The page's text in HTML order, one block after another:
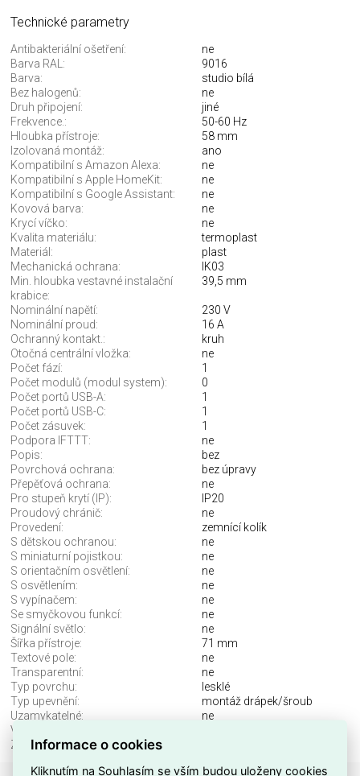
Technické parametry
Antibakteriální ošetření:
ne
Barva RAL:
9016
Barva:
studio bílá
Bez halogenů:
ne
Druh připojení:
jiné
Frekvence.:
50-60 Hz
Hloubka přístroje:
58 mm
Izolovaná montáž:
ano
Kompatibilní s Amazon Alexa:
ne
Kompatibilní s Apple HomeKit:
ne
Kompatibilní s Google Assistant:
ne
Kovová barva:
ne
Krycí víčko:
ne
Kvalita materiálu:
termoplast
Materiál:
plast
Mechanická ochrana:
IK03
Min. hloubka vestavné instalační
krabice:
39,5 mm
Nominální napětí:
230 V
Nominální proud:
16 A
Ochranný kontakt.:
kruh
Otočná centrální vložka:
ne
Počet fází:
1
Počet modulů (modul system):
0
Počet portů USB-A:
1
Počet portů USB-C:
1
Počet zásuvek:
1
Podpora IFTTT:
ne
Popis:
bez
Povrchová ochrana:
bez úpravy
Přepěťová ochrana:
ne
Pro stupeň krytí (IP):
IP20
Proudový chránič:
ne
Provedení:
zemnící kolík
S dětskou ochranou:
ne
S miniaturní pojistkou:
ne
S orientačním osvětlení:
ne
S osvětlením:
ne
S vypínačem:
ne
Se smyčkovou funkcí:
ne
Signální světlo:
ne
Šířka přístroje:
71 mm
Textové pole:
ne
Transparentní:
ne
Typ povrchu:
lesklé
Typ upevnění:
montáž drápek/šroub
Uzamykatelné:
ne
Výška přístroje:
Způsob montáže:
Informace o cookies
Kliknutím na Souhlasím se vším budou uloženy cookies